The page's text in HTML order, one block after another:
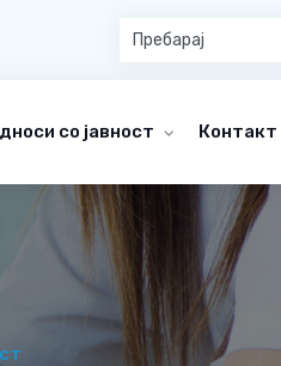
со јавност Контакт